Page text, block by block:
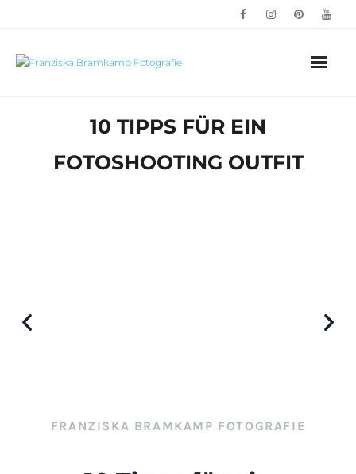
10 TIPPS FÜR EIN
FOTOSHOOTING OUTFIT
FRANZISKA BRAMKAMP FOTOGRAFIE